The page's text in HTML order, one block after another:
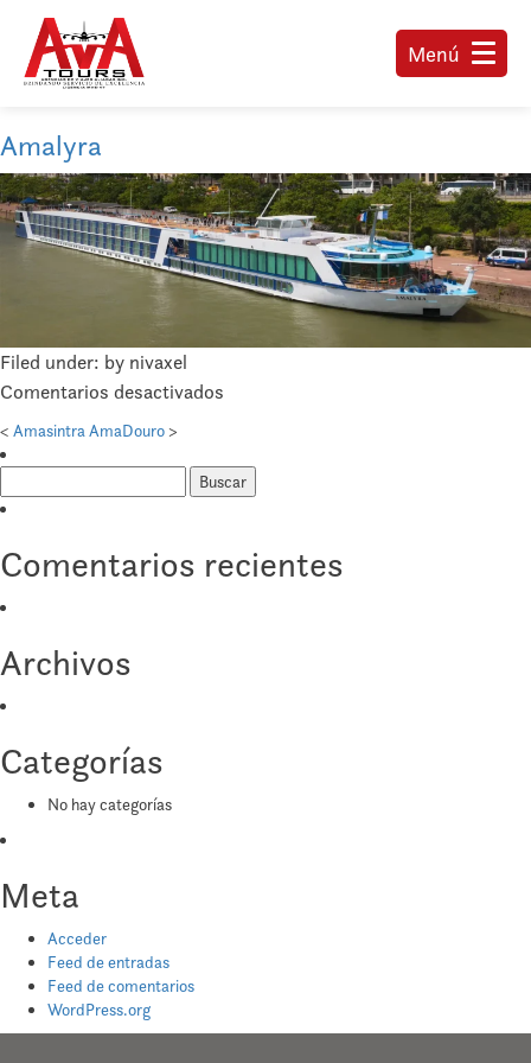
Menú
Amalyra
Filed under: by nivaxel
Comentarios desactivados
< AmasintraAmaDouro >
Comentarios recientes
Archivos
Categorías
No hay categorías
Meta
Acceder
Feed de entradas
Feed de comentarios
WordPress.org